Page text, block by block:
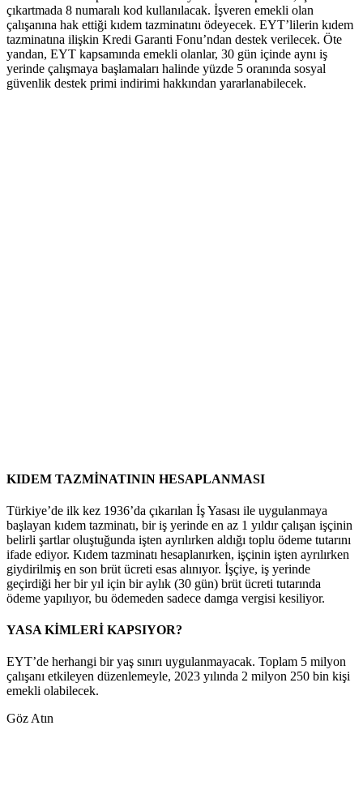
çıkartmada 8 numaralı kod kullanılacak. İşveren emekli olan
çalışanına hak ettiği kıdem tazminatını ödeyecek. EYT’lilerin kıdem
tazminatına ilişkin Kredi Garanti Fonu’ndan destek verilecek. Öte
yandan, EYT kapsamında emekli olanlar, 30 gün içinde aynı iş
yerinde çalışmaya başlamaları halinde yüzde 5 oranında sosyal
güvenlik destek primi indirimi hakkından yararlanabilecek.
KIDEM TAZMİNATININ HESAPLANMASI
Türkiye’de ilk kez 1936’da çıkarılan İş Yasası ile uygulanmaya
başlayan kıdem tazminatı, bir iş yerinde en az 1 yıldır çalışan işçinin
belirli şartlar oluştuğunda işten ayrılırken aldığı toplu ödeme tutarını
ifade ediyor. Kıdem tazminatı hesaplanırken, işçinin işten ayrılırken
giydirilmiş en son brüt ücreti esas alınıyor. İşçiye, iş yerinde
geçirdiği her bir yıl için bir aylık (30 gün) brüt ücreti tutarında
ödeme yapılıyor, bu ödemeden sadece damga vergisi kesiliyor.
YASA KİMLERİ KAPSIYOR?
EYT’de herhangi bir yaş sınırı uygulanmayacak. Toplam 5 milyon
çalışanı etkileyen düzenlemeyle, 2023 yılında 2 milyon 250 bin kişi
emekli olabilecek.
Göz Atın